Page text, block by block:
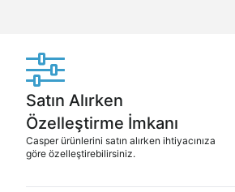
Satın Alırken
Özelleştirme İmkanı
Casper ürünlerini satın alırken ihtiyacınıza
göre özelleştirebilirsiniz.